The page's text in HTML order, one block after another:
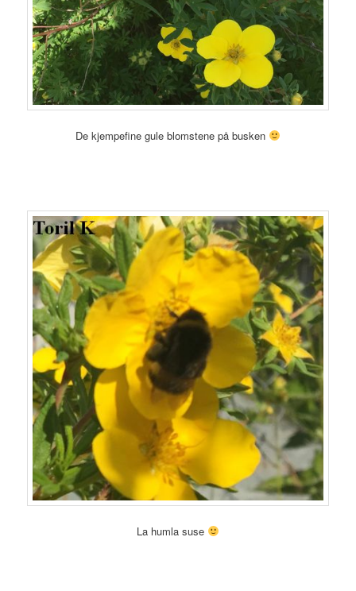
De kjempefine gule blomstene på busken
La humla suse